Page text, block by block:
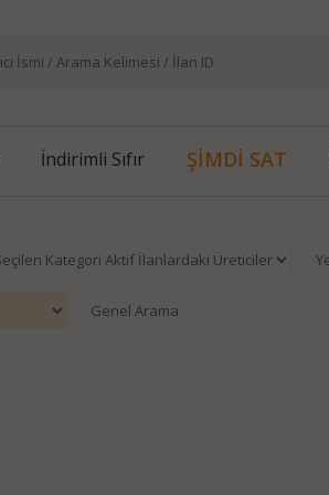
İndirimli Sıfır ŞİMDİ SAT